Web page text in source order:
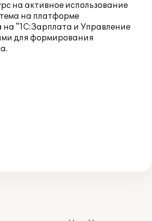
на активное использование
на платформе
на "1С:Зарплата и Управление
для формирования